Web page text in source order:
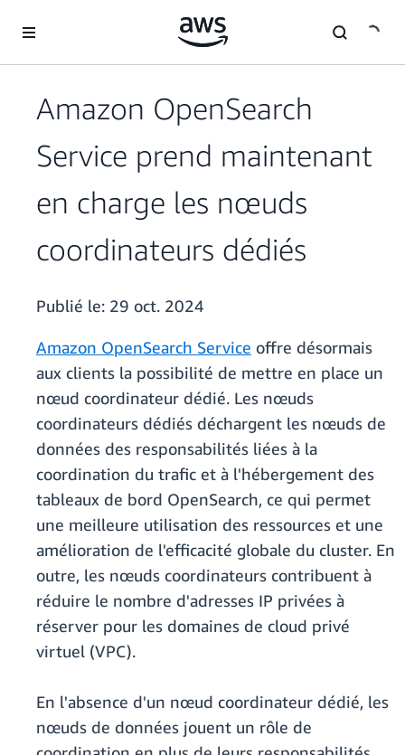
Amazon OpenSearch
Service prend maintenant
en charge les nœuds
coordinateurs dédiés
Publié le: 29 oct. 2024
Amazon OpenSearch Service offre désormais
aux clients la possibilité de mettre en place un
nœud coordinateur dédié. Les nœuds
coordinateurs dédiés déchargent les nœuds de
données des responsabilités liées à la
coordination du trafic et à l'hébergement des
tableaux de bord OpenSearch, ce qui permet
une meilleure utilisation des ressources et une
amélioration de l'efficacité globale du cluster. En
outre, les nœuds coordinateurs contribuent à
réduire le nombre d'adresses IP privées à
réserver pour les domaines de cloud privé
virtuel (VPC).
En l'absence d'un nœud coordinateur dédié, les
nœuds de données jouent un rôle de